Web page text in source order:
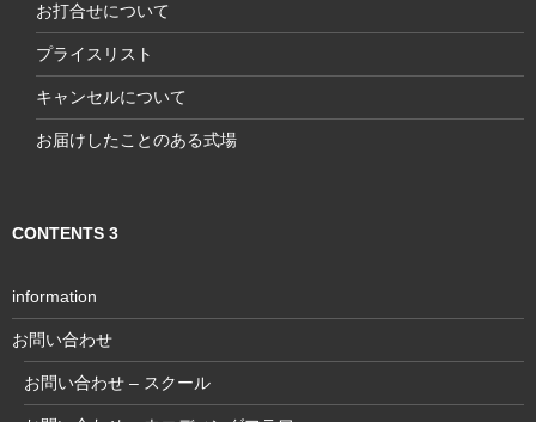
お打合せについて
プライスリスト
キャンセルについて
お届けしたことのある式場
CONTENTS 3
information
お問い合わせ
お問い合わせ – スクール